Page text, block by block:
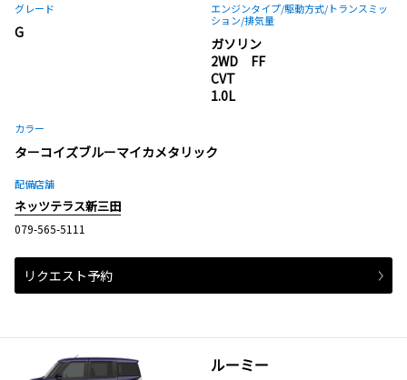
グレード
G
エンジンタイプ/駆動方式/トランスミッ
ション/排気量
ガソリン
2WD FF
CVT
1.0L
カラー
ターコイズブルーマイカメタリック
配備店舗
ネッツテラス新三田
079-565-5111
リクエスト予約
ルーミー